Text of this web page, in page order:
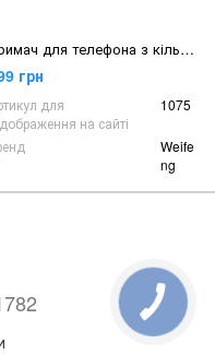
Тримач для телефона з кільцевим світлом 16 см (набір для знімання флетлів)
грн
для
на сайті
1075
Weife
ng